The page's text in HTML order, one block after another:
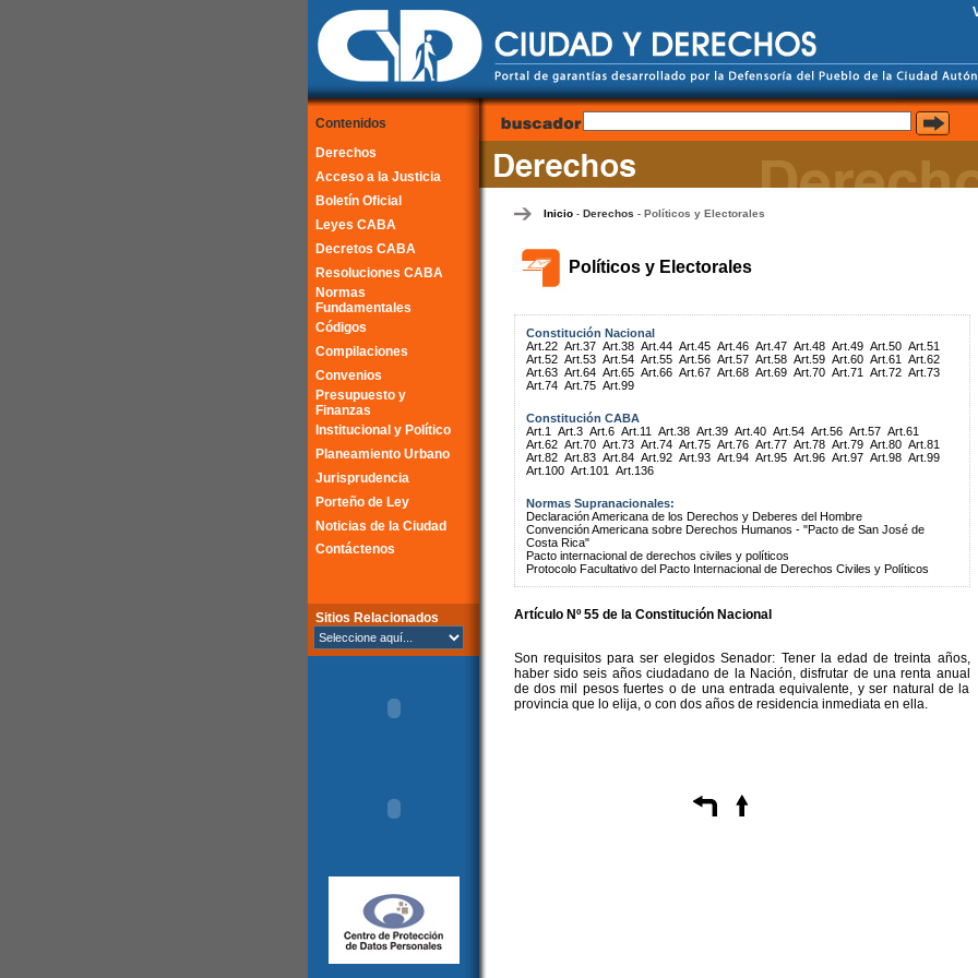
Contenidos
Derechos
Acceso a la Justicia
Boletín Oficial
Leyes CABA
Decretos CABA
Resoluciones CABA
Normas
Fundamentales
Códigos
Compilaciones
Convenios
Presupuesto y
Finanzas
Institucional y Político
Planeamiento Urbano
Jurisprudencia
Porteño de Ley
Noticias de la Ciudad
Contáctenos
Sitios Relacionados
Inicio- Derechos - Políticos y Electorales
Políticos y Electorales
Constitución Nacional
Art.22 Art.37 Art.38 Art.44 Art.45 Art.46 Art.47 Art.48 Art.49 Art.50 Art.51
Art.52 Art.53 Art.54 Art.55 Art.56 Art.57 Art.58 Art.59 Art.60 Art.61
Art.62
Art.63 Art.64 Art.65 Art.66 Art.67 Art.68 Art.69 Art.70 Art.71 Art.72 Art.73
Art.74 Art.75 Art.99
Constitución CABA
Art.1
Art.3 Art.6 Art.11 Art.38 Art.39 Art.40 Art.54 Art.56 Art.57 Art.61
Art.62 Art.70 Art.73 Art.74 Art.75 Art.76 Art.77 Art.78 Art.79 Art.80 Art.81
Art.82 Art.83 Art.84 Art.92 Art.93 Art.94 Art.95 Art.96 Art.97 Art.98 Art.99
Art.100 Art.101 Art.136
Normas Supranacionales:
Declaración Americana de los Derechos y Deberes del Hombre
Convención Americana sobre Derechos Humanos - "Pacto de San José de
Costa Rica"
Pacto internacional de derechos civiles y políticos
Protocolo Facultativo del Pacto Internacional de Derechos Civiles y Políticos
Artículo Nº 55 de la Constitución Nacional
Son requisitos para ser elegidos Senador: Tener la edad de treinta años,
haber sido seis años ciudadano de la Nación, disfrutar de una renta anual
de dos mil pesos fuertes o de una entrada equivalente, y ser natural de la
provincia que lo elija, o con dos años de residencia inmediata en ella.